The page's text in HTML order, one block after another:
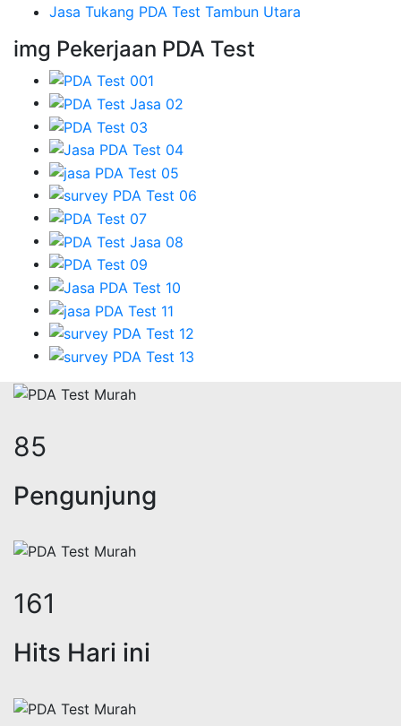
Jasa Tukang PDA Test Tambun Utara
img Pekerjaan PDA Test
105
Pengunjung
198
Hits Hari ini